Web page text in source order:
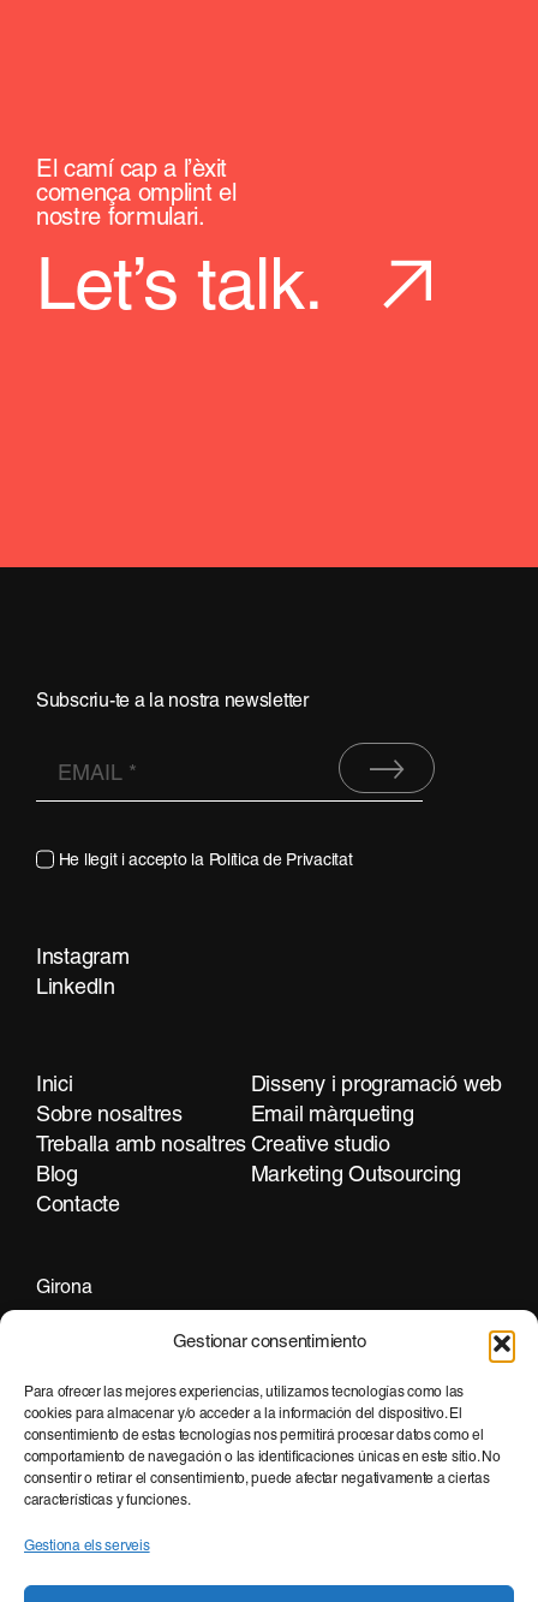
Gestionar consentimiento
Para ofrecer las mejores experiencias, utilizamos tecnologías como las
cookies para almacenar y/o acceder a la información del dispositivo. El
consentimiento de estas tecnologías nos permitirá procesar datos como el
comportamiento de navegación o las identificaciones únicas en este sitio. No
consentir o retirar el consentimiento, puede afectar negativamente a ciertas
características y funciones.
Gestiona els serveis
El camí cap a l’èxit
comença omplint el
nostre formulari.
Let’s talk.
Subscriu-te a la nostra newsletter
He llegit i accepto la Política de Privacitat
Instagram
LinkedIn
Inici
Sobre nosaltres
Treballa amb nosaltres
Blog
Contacte
Disseny i programació web
Email màrqueting
Creative studio
Marketing Outsourcing
Girona
Barcelona
+34 935 951 500